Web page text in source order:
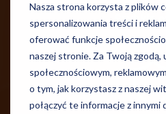
Nasza strona korzysta z plików
spersonalizowania treści i
oferować funkcje
naszej stronie. Za Twoją
społecznościowym,
o tym, jak korzystasz z naszej
połączyć te informacje z innymi
Szybkie